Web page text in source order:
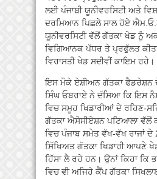
ਲਈ ਪੰਜਾਬੀ ਯੂਨੀਵਰਸਿਟੀ ਅਤੇ
ਦਰਮਿਆਨ ਪਿਛਲੇ ਸਾਲ ਹੋਏ
ਯੂਨੀਵਰਸਿਟੀ ਵੱਲੋਂ ਗੱਤਕਾ ਖੇਡ ਨੂੰ
ਵਿਗਿਆਨਕ ਪੱਧਰ ਤੇ ਪ੍ਰਫੁੱਲਤ
ਵਿਰਾਸਤੀ ਖੇਡ ਸਦੀਵੀਂ ਕਾਇਮ ਰਹੇ।
ਇਸ ਮੌਕੇ ਏਸ਼ੀਅਨ ਗੱਤਕਾ ਫੈਡਰੇਸ਼ਨ
ਸਿੰਘ ਓਬਰਾਏ ਨੇ ਦੱਸਿਆ ਕਿ ਇਸ
ਵਿਚ ਸਮੂਹ ਖਿਡਾਰੀਆਂ ਦੇ ਰਹਿਣ-
ਗੱਤਕਾ ਐਸੋਸੀਏਸ਼ਨ ਪਟਿਆਲਾ ਵੱਲੋਂ
ਵਿਚ ਪੰਜਾਬ ਸਮੇਤ ਵੱਖ-ਵੱਖ ਰਾਜਾਂ ਦੇ
ਸਿੱਖਿਅਤ ਗੱਤਕਾ ਖਿਡਾਰੀ ਆਪਣੇ
ਹਿੱਸਾ ਲੈ ਰਹੇ ਹਨ। ਉਨਾਂ ਕਿਹਾ ਕਿ
ਵਿਚ ਵੀ ਅਜਿਹੇ ਕੈਂਪ ਗੱਤਕਾ